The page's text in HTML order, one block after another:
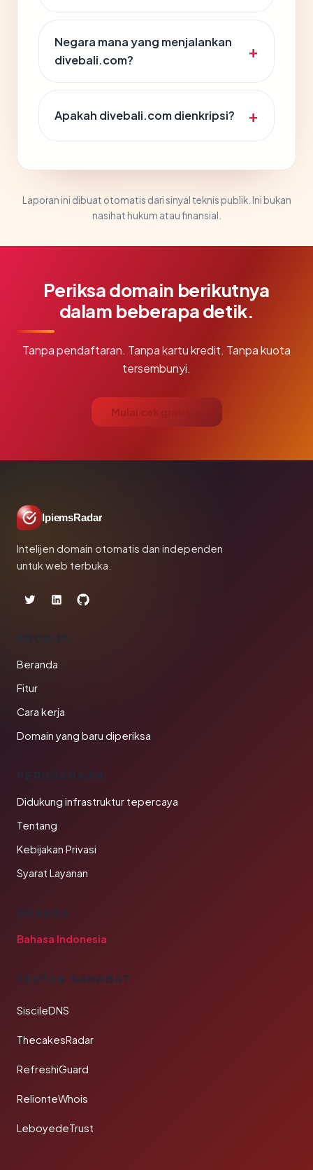
Negara mana yang menjalankan
divebali.com?
Apakah divebali.com dienkripsi?
Laporan ini dibuat otomatis dari sinyal teknis publik. Ini bukan
nasihat hukum atau finansial.
Periksa domain berikutnya
dalam beberapa detik.
Tanpa pendaftaran. Tanpa kartu kredit. Tanpa kuota
tersembunyi.
Mulai cek gratis →
IpiemsRadar
Intelijen domain otomatis dan independen
untuk web terbuka.
PRODUK
Beranda
Fitur
Cara kerja
Domain yang baru diperiksa
PERUSAHAAN
Didukung infrastruktur tepercaya
Tentang
Kebijakan Privasi
Syarat Layanan
BAHASA
Bahasa Indonesia
TAUTAN SAHABAT
SiscileDNS
ThecakesRadar
RefreshiGuard
RelionteWhois
LeboyedeTrust